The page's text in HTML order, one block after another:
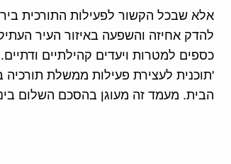
אלא שבכל הקשור לפעילות התורכית
להדק אחיזה והשפעה באיזור העיר
כספים למטרות ויעדים קהילתיים
'תוכנית לעצירת פעילות ממשלת
הבית. מעמד זה מעוגן בהסכם השלום